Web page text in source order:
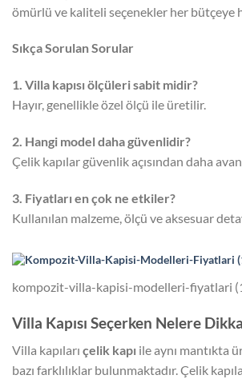
ömürlü ve kaliteli seçenekler her bütçeye
Sıkça Sorulan Sorular
1. Villa kapısı ölçüleri sabit midir?
Hayır, genellikle özel ölçü ile üretilir.
2. Hangi model daha güvenlidir?
Çelik kapılar güvenlik açısından daha
3. Fiyatları en çok ne etkiler?
Kullanılan malzeme, ölçü ve aksesuar
kompozit-villa-kapisi-modelleri-fiyatlari
Villa Kapısı Seçerken Nelere
Villa kapıları çelik kapı ile aynı mantıkta
bazı farklılıklar bulunmaktadır. Çelik